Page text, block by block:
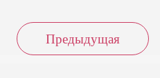
Предыдущая